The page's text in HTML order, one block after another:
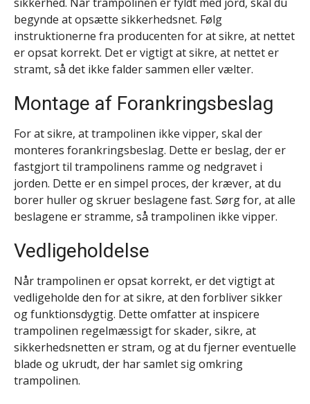
begynde at opsætte sikkerhedsnet. Følg
instruktionerne fra producenten for at sikre, at nettet
er opsat korrekt. Det er vigtigt at sikre, at nettet er
stramt, så det ikke falder sammen eller vælter.
Montage af Forankringsbeslag
For at sikre, at trampolinen ikke vipper, skal der
monteres forankringsbeslag. Dette er beslag, der er
fastgjort til trampolinens ramme og nedgravet i
jorden. Dette er en simpel proces, der kræver, at du
borer huller og skruer beslagene fast. Sørg for, at alle
beslagene er stramme, så trampolinen ikke vipper.
Vedligeholdelse
Når trampolinen er opsat korrekt, er det vigtigt at
vedligeholde den for at sikre, at den forbliver sikker
og funktionsdygtig. Dette omfatter at inspicere
trampolinen regelmæssigt for skader, sikre, at
sikkerhedsnetten er stram, og at du fjerner eventuelle
blade og ukrudt, der har samlet sig omkring
trampolinen.